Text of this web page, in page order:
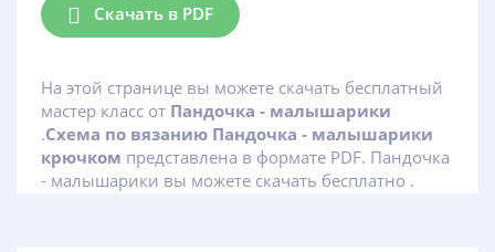
Скачать в PDF
На этой странице вы можете скачать бесплатный
мастер класс от Пандочка - малышарики
.Схема по вязанию Пандочка - малышарики
крючком представлена в формате PDF. Пандочка
- малышарики вы можете скачать бесплатно .